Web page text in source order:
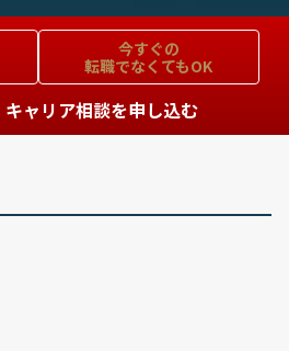
今すぐの
転職でなくてもOK
ャリア相談を申し込む